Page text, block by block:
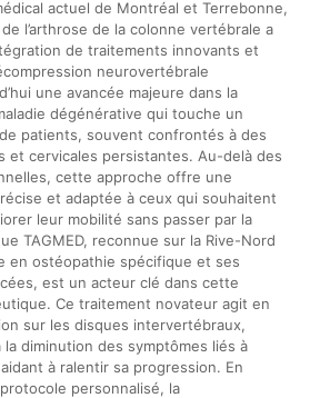
actuel de Montréal et Terrebonne,
l’arthrose de la colonne vertébrale a
de traitements innovants et
neurovertébrale
une avancée majeure dans la
dégénérative qui touche un
patients, souvent confrontés à des
et cervicales persistantes. Au-delà des
cette approche offre une
et adaptée à ceux qui souhaitent
leur mobilité sans passer par la
TAGMED, reconnue sur la Rive-Nord
en ostéopathie spécifique et ses
est un acteur clé dans cette
Ce traitement novateur agit en
sur les disques intervertébraux,
diminution des symptômes liés à
à ralentir sa progression. En
personnalisé, la